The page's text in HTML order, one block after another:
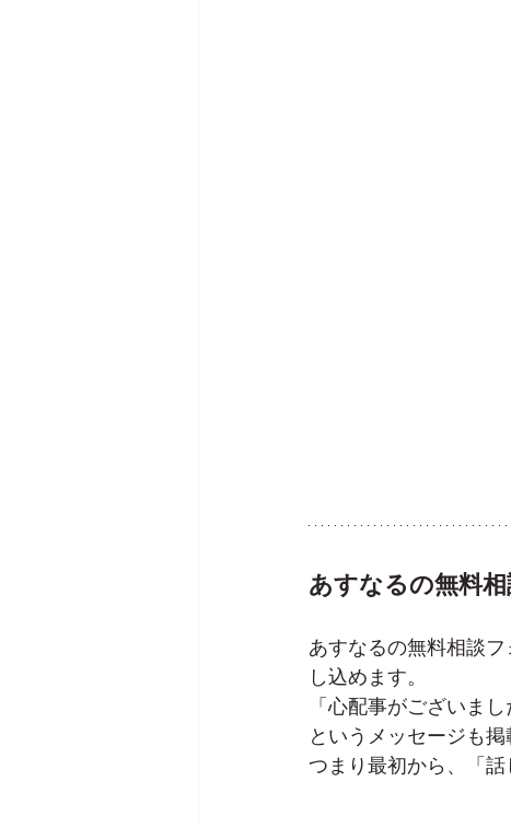
あすなるの無料
あすなるの無料相談
し込めます。
「心配事がございま
というメッセージも掲
つまり最初から、「話